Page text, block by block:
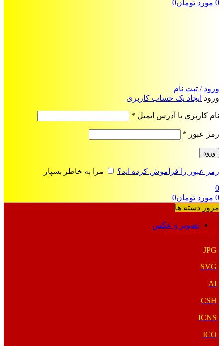
0 مورد تومان0
ورود / ثبت نام
ورود ایجاد یک حساب کاربری
نام کاربری یا آدرس ایمیل *
رمز عبور *
ورود
رمز عبور را فراموش کرده اید؟
مرا به خاطر بسپار
0
0 مورد تومان0
مرور دسته ها
تصویر و عکس
فرمت‌های خاص
JPG
SVG
AI
CSH
ICNS
ICO